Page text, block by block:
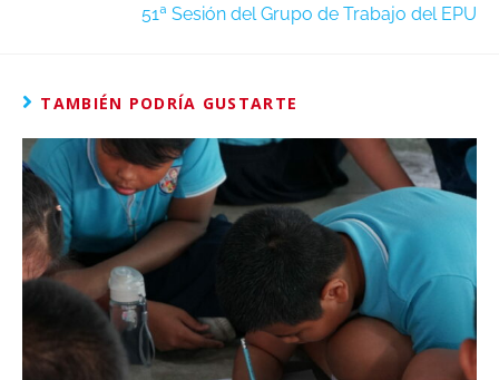
51ª Sesión del Grupo de Trabajo del EPU
TAMBIÉN PODRÍA GUSTARTE